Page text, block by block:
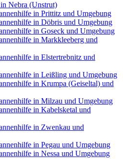
Nebra (Unstrut)
in Prittitz und Umgebung
in Döbris und Umgebung
in Goseck und Umgebung
in Markkleeberg und
in Elstertrebnitz und
in Leißling und Umgebung
in Krumpa (Geiseltal) und
in Milzau und Umgebung
in Kabelsketal und
in Zwenkau und
in Pegau und Umgebung
in Nessa und Umgebung